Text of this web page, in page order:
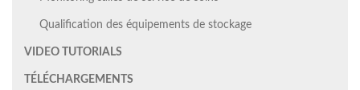
Qualification des équipements de stockage
VIDEO TUTORIALS
TÉLÉCHARGEMENTS